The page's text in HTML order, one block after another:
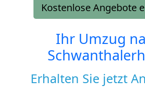
Kostenlose Angebote
Ihr Umzug
Erhalten Sie jetzt